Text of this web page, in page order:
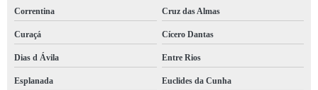
evento 2240 e social marcar Acupe de Brotas
sst e esocial marcar Sento Sé
evento 2240 e social Caetité
s 2240 e social marcar Dias d'Ávila
Correntina Cruz das Almas
Curaçá Cícero Dantas
Dias d Ávila Entre Rios
Esplanada Euclides da Cunha